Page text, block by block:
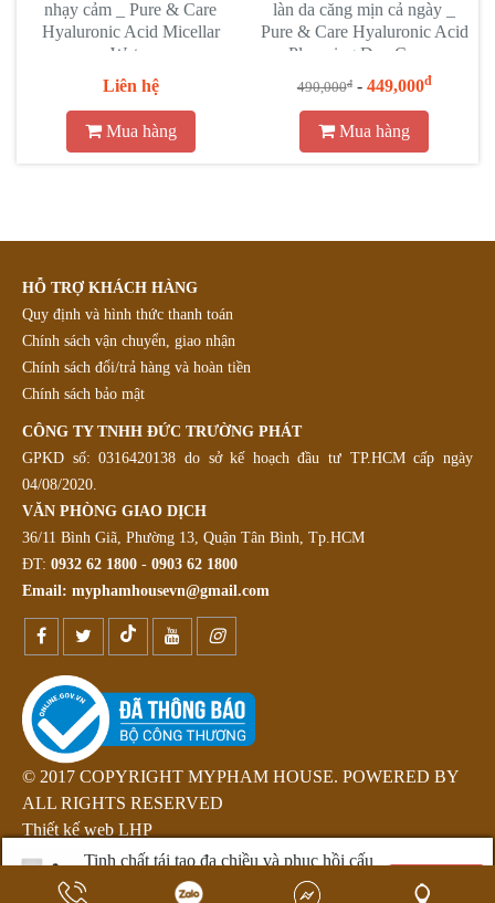
nhạy cảm _ Pure & Care
Hyaluronic Acid Micellar
Water
Liên hệ
Mua hàng
làn da căng mịn cả ngày _
Pure & Care Hyaluronic Acid
Plumping Day Cream
490,000đ- 449,000đ
Mua hàng
Tinh chất tái tạo đa chiều và phục hồi cấu
trúc da Pure & Care Retinol Serum - 30ml
Mua ngay
HỖ TRỢ KHÁCH HÀNG
Quy định và hình thức thanh toán
Chính sách vận chuyển, giao nhận
Chính sách đổi/trả hàng và hoàn tiền
Chính sách bảo mật
CÔNG TY TNHH ĐỨC TRƯỜNG PHÁT
GPKD số: 0316420138 do sở kế hoạch đầu tư TP.HCM cấp ngày
04/08/2020.
VĂN PHÒNG GIAO DỊCH
36/11 Bình Giã, Phường 13, Quận Tân Bình, Tp.HCM
ĐT: 0932 62 1800 - 0903 62 1800
Email: myphamhousevn@gmail.com
© 2017 COPYRIGHT MYPHAM HOUSE. POWERED BY
ALL RIGHTS RESERVED
Thiết kế web LHP